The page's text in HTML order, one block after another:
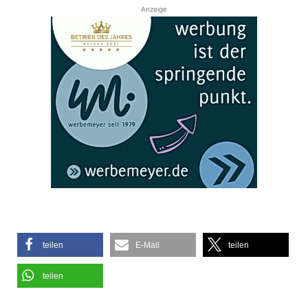
Anzeige
teilen E-Mail teilen
teilen